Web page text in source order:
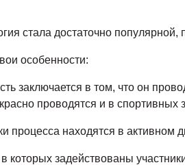
стала достаточно
особенности:
заключается в том, что он
проводятся и в спортивных
процесса находятся в
которых задействованы